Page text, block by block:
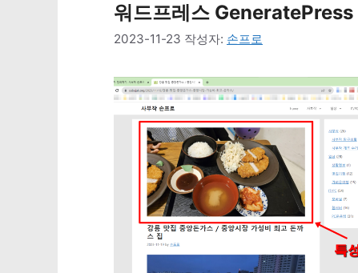
워드프레스 GeneratePress
2023-11-23 작성자: 손프로